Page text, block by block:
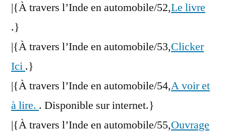
|{À travers l’Inde en automobile/52,Le livre
.}
|{À travers l’Inde en automobile/53,Clicker
Ici .}
|{À travers l’Inde en automobile/54,A voir et
à lire. . Disponible sur internet.}
|{À travers l’Inde en automobile/55,Ouvrage